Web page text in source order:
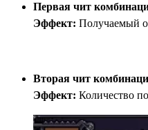
Первая чит
Эффект: Получаемый
Вторая чит
Эффект: Количество